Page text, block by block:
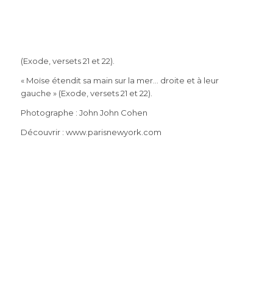
(Exode, versets 21 et 22).
« Moïse étendit sa main sur la mer… droite et à leur
gauche » (Exode, versets 21 et 22).
Photographe : John John Cohen
Découvrir : www.parisnewyork.com